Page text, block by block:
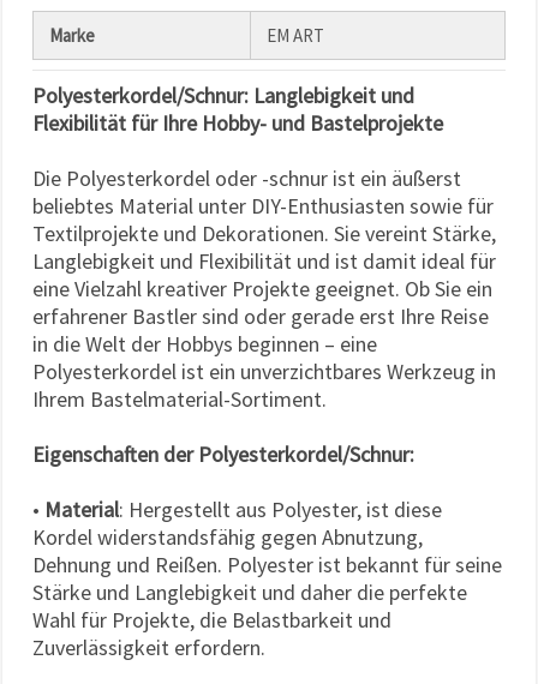
Marke EM ART
Polyesterkordel/Schnur: Langlebigkeit und
Flexibilität für Ihre Hobby- und Bastelprojekte
Die Polyesterkordel oder -schnur ist ein äußerst
beliebtes Material unter DIY-Enthusiasten sowie für
Textilprojekte und Dekorationen. Sie vereint Stärke,
Langlebigkeit und Flexibilität und ist damit ideal für
eine Vielzahl kreativer Projekte geeignet. Ob Sie ein
erfahrener Bastler sind oder gerade erst Ihre Reise
in die Welt der Hobbys beginnen – eine
Polyesterkordel ist ein unverzichtbares Werkzeug in
Ihrem Bastelmaterial-Sortiment.
Eigenschaften der Polyesterkordel/Schnur:
• Material: Hergestellt aus Polyester, ist diese
Kordel widerstandsfähig gegen Abnutzung,
Dehnung und Reißen. Polyester ist bekannt für seine
Stärke und Langlebigkeit und daher die perfekte
Wahl für Projekte, die Belastbarkeit und
Zuverlässigkeit erfordern.